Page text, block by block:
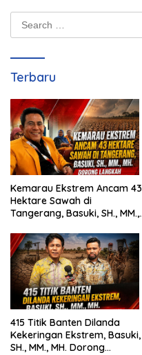
Search
for:
Terbaru
Kemarau Ekstrem Ancam 43
Hektare Sawah di
Tangerang, Basuki, SH., MM.,
Pemerintah
415 Titik Banten Dilanda
Kekeringan Ekstrem, Basuki,
SH., MM., MH. Dorong